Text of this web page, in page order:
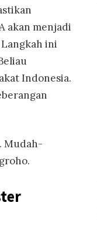
akan menjadi
ini
Indonesia.
Mudah-